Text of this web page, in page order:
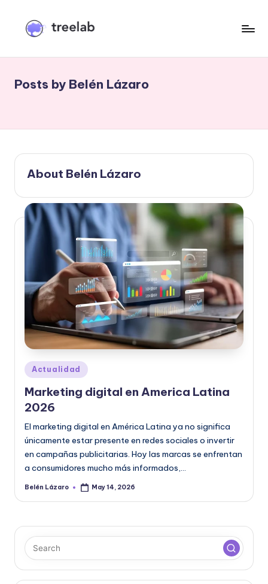
o
T
r
e
a
b
T
c
n
o
o
g
a
y
D
is
e
ñ
Posts by Belén Lázaro
About Belén Lázaro
Posted
in
Actualidad
Marketing digital en America Latina
2026
El marketing digital en América Latina ya no significa
únicamente estar presente en redes sociales o invertir
en campañas publicitarias. Hoy las marcas se enfrentan
a consumidores mucho más informados,…
Posted
Belén Lázaro May 14, 2026